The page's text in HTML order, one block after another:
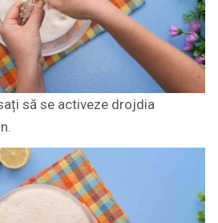
să se activeze drojdia